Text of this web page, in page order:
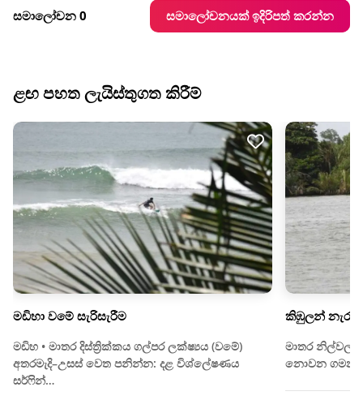
සමාලෝචන 0 සමාලෝචනයක් ඉදිරිපත් කරන්න
ළඟ පහත ලැයිස්තුගත කිරීම්
මඩිහා වමේ සැරිසැරීම
මඩිහ • මාතර දිස්ත්‍රික්කය ගල්පර ලක්ෂ්‍යය (වමේ)
අතරමැදි–උසස් වෙත පනින්න: දළ විශ්ලේෂණය
සර්ෆින්…
කිඹුලන්
මාතර
නොවන ගමනක්